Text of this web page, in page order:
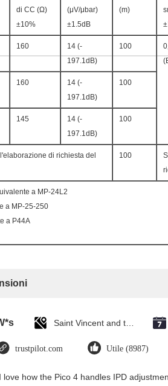
di CC (Ω)
±10%
(μV/μbar)
±1.5dB
(m)
160
14 (-
197.1dB)
100
160
14 (-
197.1dB)
100
145
14 (-
197.1dB)
100
di richiesta del
100
a MP-24L2
a MP-25-250
a P44A
trustpilot.com Utile (8987)
love how the Pico 4 handles IPD